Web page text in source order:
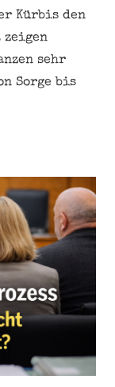
Kürbis den
sehr
Sorge bis